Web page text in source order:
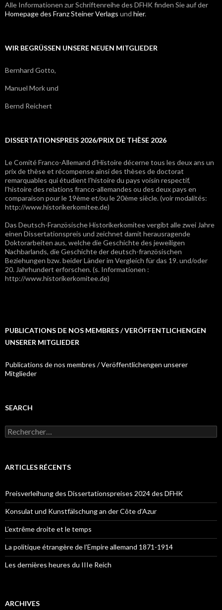
Alle Informationen zur Schriftenreihe des DFHK finden Sie auf der
Homepage des Franz Steiner Verlags und hier.
WIR BEGRÜSSEN UNSERE NEUEN MITGLIEDER
Bernhard Gotto,
Manuel Mork und
Bernd Reichert
DISSERTATIONSPREIS 2026/PRIX DE THÈSE 2026
Le Comité Franco-Allemand d’Histoire décerne tous les deux ans un
prix de thèse et récompense ainsi des thèses de doctorat
remarquables qui étudient l’histoire du pays voisin respectif,
l’histoire des relations franco-allemandes ou des deux pays en
comparaison pour le 19ème et/ou le 20ème siècle. (voir modalités:
http://www.historikerkomitee.de)
Das Deutsch-Französische Historikerkomitee vergibt alle zwei Jahre
einen Dissertationspreis und zeichnet damit herausragende
Doktorarbeiten aus, welche die Geschichte des jeweiligen
Nachbarlands, die Geschichte der deutsch-französischen
Beziehungen bzw. beider Länder im Vergleich für das 19. und/oder
20. Jahrhundert erforschen. (s. Informationen :
http://www.historikerkomitee.de)
PUBLICATIONS DE NOS MEMBRES / VERÖFFENTLICHENGEN
UNSERER MITGLIEDER
Publications de nos membres / Veröffentlichengen unserer
Mitglieder
SEARCH
R
e
e
h
e
r
:
ARTICLES RÉCENTS
Preisverleihung des Dissertationspreises 2024 des DFHK
Konsulat und Kunstfälschung an der Côte d’Azur
L’extrême droite et le temps
La politique étrangère de l’Empire allemand 1871-1914
Les dernières heures du IIIe Reich
ARCHIVES